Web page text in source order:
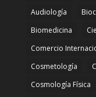
Audiología
Biomedicina
Comercio
Cosmetología
Cosmología Física